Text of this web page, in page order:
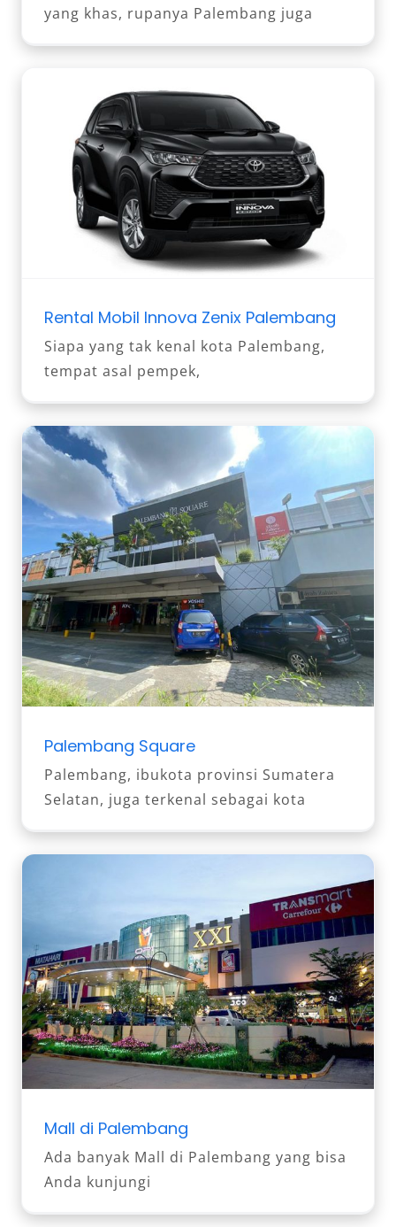
yang khas, rupanya Palembang juga
Rental Mobil Innova Zenix Palembang
Siapa yang tak kenal kota Palembang,
tempat asal pempek,
Palembang Square
Palembang, ibukota provinsi Sumatera
Selatan, juga terkenal sebagai kota
Mall di Palembang
Ada banyak Mall di Palembang yang bisa
Anda kunjungi